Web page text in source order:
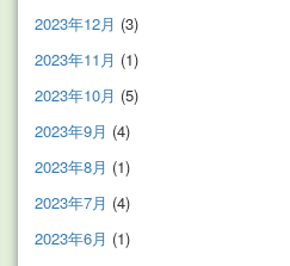
2023年12月 (3)
2023年11月 (1)
2023年10月 (5)
2023年9月 (4)
2023年8月 (1)
2023年7月 (4)
2023年6月 (1)